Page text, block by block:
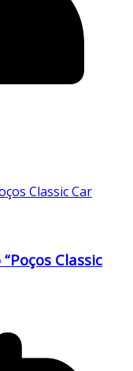
Classic